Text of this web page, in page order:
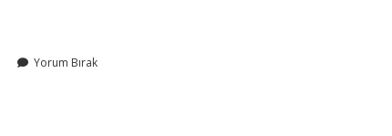
Yorum Bırak